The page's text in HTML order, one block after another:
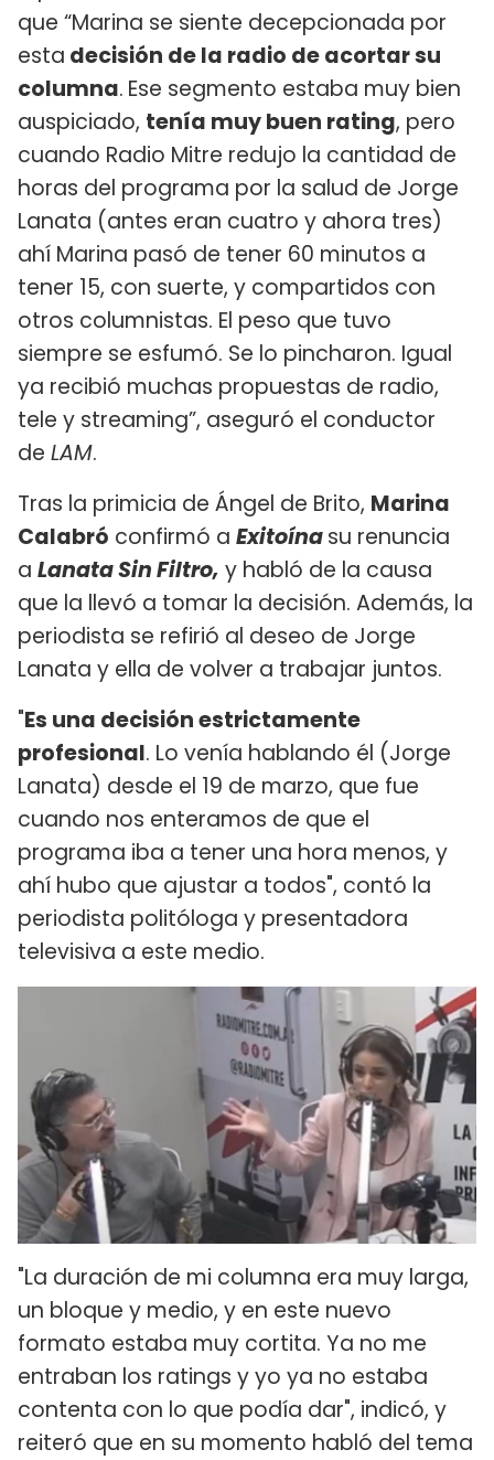
que “Marina se siente decepcionada por
esta decisión de la radio de acortar su
columna. Ese segmento estaba muy bien
auspiciado, tenía muy buen rating, pero
cuando Radio Mitre redujo la cantidad de
horas del programa por la salud de Jorge
Lanata (antes eran cuatro y ahora tres)
ahí Marina pasó de tener 60 minutos a
tener 15, con suerte, y compartidos con
otros columnistas. El peso que tuvo
siempre se esfumó. Se lo pincharon. Igual
ya recibió muchas propuestas de radio,
tele y streaming”, aseguró el conductor
de LAM.
Tras la primicia de Ángel de Brito, Marina
Calabró confirmó a Exitoínasu renuncia
a Lanata Sin Filtro, y habló de la causa
que la llevó a tomar la decisión. Además, la
periodista se refirió al deseo de Jorge
Lanata y ella de volver a trabajar juntos.
"Es una decisión estrictamente
profesional. Lo venía hablando él (Jorge
Lanata) desde el 19 de marzo, que fue
cuando nos enteramos de que el
programa iba a tener una hora menos, y
ahí hubo que ajustar a todos", contó la
periodista politóloga y presentadora
televisiva a este medio.
"La duración de mi columna era muy larga,
un bloque y medio, y en este nuevo
formato estaba muy cortita. Ya no me
entraban los ratings y yo ya no estaba
contenta con lo que podía dar", indicó, y
reiteró que en su momento habló del tema